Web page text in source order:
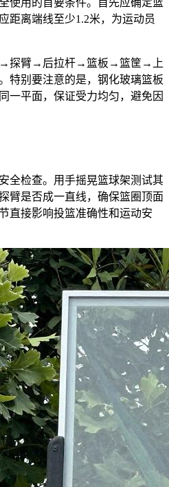
距离端线至少1.2米，为运动员
→探臂→后拉杆→篮板→篮筐→上
别要注意的是，钢化玻璃篮板
一平面，保证受力均匀，避免因
全检查。用手摇晃篮球架测试其
臂是否成一直线，确保篮圈顶面
直接影响投篮准确性和运动安